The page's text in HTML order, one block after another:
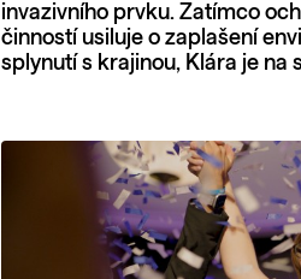
invazivního prvku. Zatímco
činností usiluje o zaplašení
splynutí s krajinou, Klára je na